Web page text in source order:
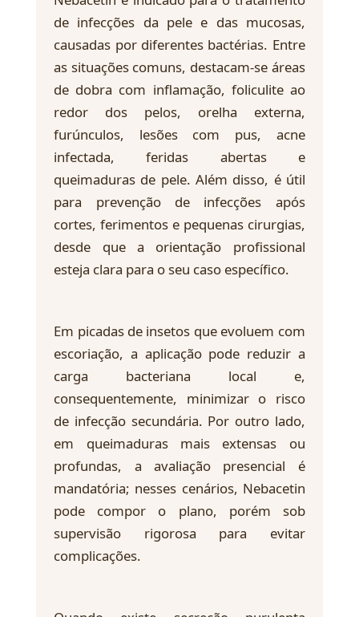
de infecções da pele e das mucosas,
causadas por diferentes bactérias. Entre
as situações comuns, destacam-se áreas
de dobra com inflamação, foliculite ao
redor dos pelos, orelha externa,
furúnculos, lesões com pus, acne
infectada, feridas abertas e
queimaduras de pele. Além disso, é útil
para prevenção de infecções após
cortes, ferimentos e pequenas cirurgias,
desde que a orientação profissional
esteja clara para o seu caso específico.
Em picadas de insetos que evoluem com
escoriação, a aplicação pode reduzir a
carga bacteriana local e,
consequentemente, minimizar o risco
de infecção secundária. Por outro lado,
em queimaduras mais extensas ou
profundas, a avaliação presencial é
mandatória; nesses cenários, Nebacetin
pode compor o plano, porém sob
supervisão rigorosa para evitar
complicações.